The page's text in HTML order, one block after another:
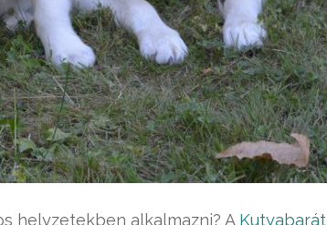
helyzetekben alkalmazni? A Kutyabarát